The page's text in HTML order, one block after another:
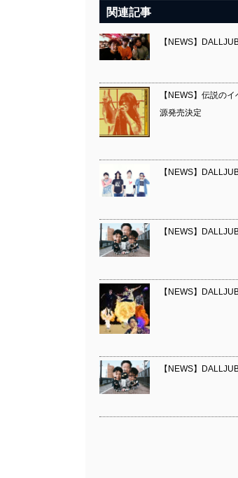
関連記事
【NEWS】
【NEWS】伝説の
源発売決定
【NEWS】
【NEWS】
【NEWS】
【NEWS】